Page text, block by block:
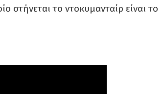
στήνεται το ντοκυμανταίρ είναι το